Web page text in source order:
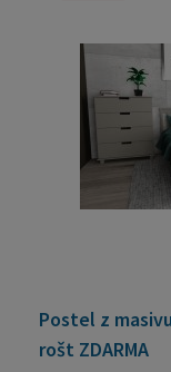
Postel z
rošt ZDARMA